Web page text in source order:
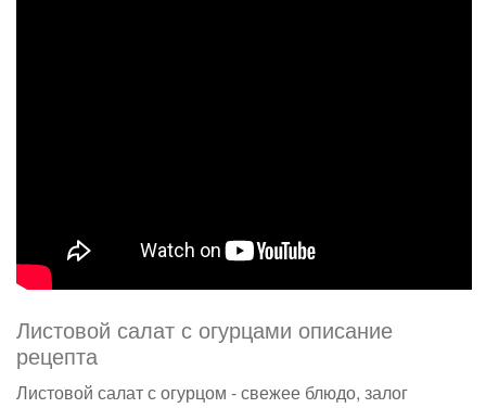
Листовой салат с огурцами описание
рецепта
Листовой салат с огурцом - свежее блюдо, залог